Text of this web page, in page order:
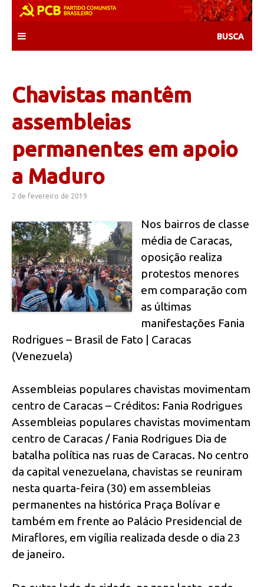
content
Chavistas mantêm
assembleias
permanentes em apoio
a Maduro
2 de fevereiro de 2019
Nos bairros de classe
média de Caracas,
oposição realiza
protestos menores
em comparação com
as últimas
manifestações Fania
Rodrigues – Brasil de Fato | Caracas
(Venezuela)
Assembleias populares chavistas movimentam
centro de Caracas – Créditos: Fania Rodrigues
Assembleias populares chavistas movimentam
centro de Caracas / Fania Rodrigues Dia de
batalha política nas ruas de Caracas. No centro
da capital venezuelana, chavistas se reuniram
nesta quarta-feira (30) em assembleias
permanentes na histórica Praça Bolívar e
também em frente ao Palácio Presidencial de
Miraflores, em vigília realizada desde o dia 23
de janeiro.